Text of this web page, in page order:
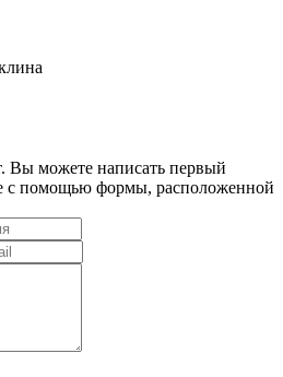
Вы можете написать первый
с помощью формы, расположенной